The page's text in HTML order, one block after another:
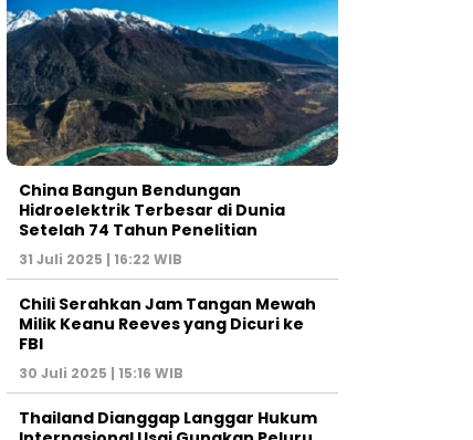
China Bangun Bendungan
Hidroelektrik Terbesar di Dunia
Setelah 74 Tahun Penelitian
31 Juli 2025 | 16:22 WIB
Chili Serahkan Jam Tangan Mewah
Milik Keanu Reeves yang Dicuri ke
FBI
30 Juli 2025 | 15:16 WIB
Thailand Dianggap Langgar Hukum